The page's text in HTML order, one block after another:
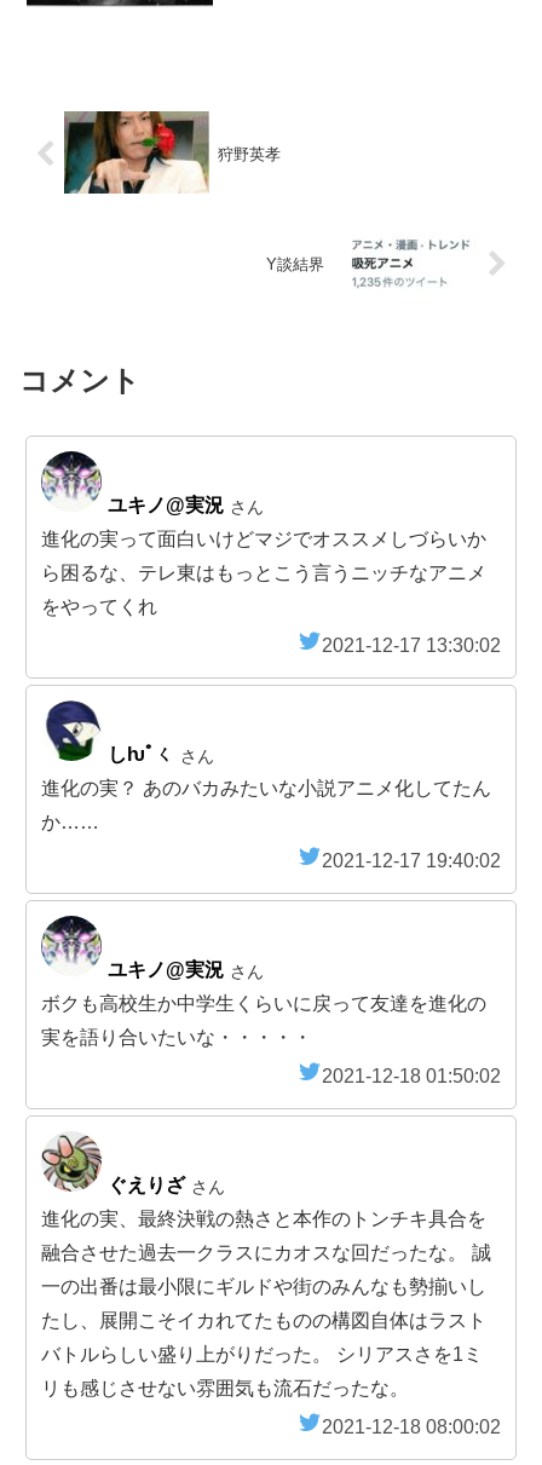
狩野英孝
Y談結界
コメント
ユキノ@実況 さん
進化の実って面白いけどマジでオススメしづらいか
ら困るな、テレ東はもっとこう言うニッチなアニメ
をやってくれ
2021-12-17 13:30:02
しƕﾟㄑ さん
進化の実？ あのバカみたいな小説アニメ化してたん
か……
2021-12-17 19:40:02
ユキノ@実況 さん
ボクも高校生か中学生くらいに戻って友達を進化の
実を語り合いたいな・・・・・
2021-12-18 01:50:02
ぐえりざ さん
進化の実、最終決戦の熱さと本作のトンチキ具合を
融合させた過去一クラスにカオスな回だったな。 誠
一の出番は最小限にギルドや街のみんなも勢揃いし
たし、展開こそイカれてたものの構図自体はラスト
バトルらしい盛り上がりだった。 シリアスさを1ミ
リも感じさせない雰囲気も流石だったな。
2021-12-18 08:00:02